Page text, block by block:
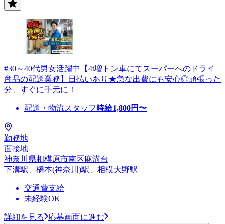
#30～40代男女活躍中【4t増トン車にてスーパーへのドライ
商品の配送業務】日払いあり★急な出費にも安心◎頑張った
分、すぐに手元に！
配送・物流スタッフ 時給1,800円〜
勤務地
面接地
神奈川県相模原市南区麻溝台
下溝駅、橋本(神奈川)駅、相模大野駅
交通費支給
未経験OK
詳細を見る 応募画面に進む